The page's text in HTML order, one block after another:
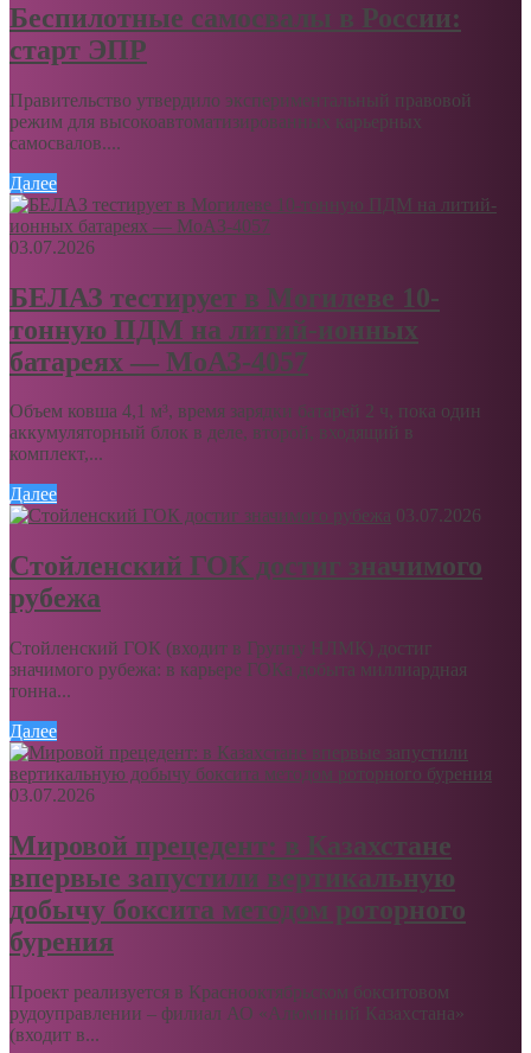
Беспилотные самосвалы в России:
старт ЭПР
Правительство утвердило экспериментальный правовой
режим для высокоавтоматизированных карьерных
самосвалов....
Далее
03.07.2026
БЕЛАЗ тестирует в Могилеве 10-
тонную ПДМ на литий-ионных
батареях — МоАЗ-4057
Объем ковша 4,1 м³, время зарядки батарей 2 ч, пока один
аккумуляторный блок в деле, второй, входящий в
комплект,...
Далее
03.07.2026
Стойленский ГОК достиг значимого
рубежа
Стойленский ГОК (входит в Группу НЛМК) достиг
значимого рубежа: в карьере ГОКа добыта миллиардная
тонна...
Далее
03.07.2026
Мировой прецедент: в Казахстане
впервые запустили вертикальную
добычу боксита методом роторного
бурения
Проект реализуется в Краснооктябрьском бокситовом
рудоуправлении – филиал АО «Алюминий Казахстана»
(входит в...